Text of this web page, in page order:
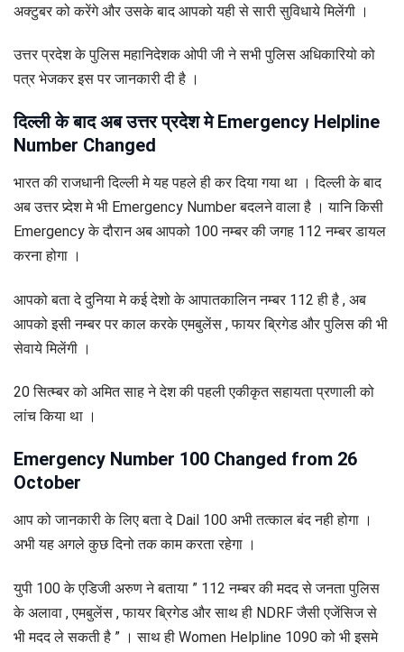
अक्टुबर को करेंगे और उसके बाद आपको यही से सारी सुविधाये मिलेंगी ।
उत्तर प्रदेश के पुलिस महानिदेशक ओपी जी ने सभी पुलिस अधिकारियो को
पत्र भेजकर इस पर जानकारी दी है ।
दिल्ली के बाद अब उत्तर प्रदेश मे Emergency Helpline
Number Changed
भारत की राजधानी दिल्ली मे यह पहले ही कर दिया गया था । दिल्ली के बाद
अब उत्तर प्र्देश मे भी Emergency Number बदलने वाला है । यानि किसी
Emergency के दौरान अब आपको 100 नम्बर की जगह 112 नम्बर डायल
करना होगा ।
आपको बता दे दुनिया मे कई देशो के आपातकालिन नम्बर 112 ही है , अब
आपको इसी नम्बर पर काल करके एमबुलेंस , फायर ब्रिगेड और पुलिस की भी
सेवाये मिलेंगी ।
20 सित्म्बर को अमित साह ने देश की पहली एकीकृत सहायता प्रणाली को
लांच किया था ।
Emergency Number 100 Changed from 26
October
आप को जानकारी के लिए बता दे Dail 100 अभी तत्काल बंद नही होगा ।
अभी यह अगले कुछ दिनो तक काम करता रहेगा ।
युपी 100 के एडिजी अरुण ने बताया ” 112 नम्बर की मदद से जनता पुलिस
के अलावा , एमबुलेंस , फायर ब्रिगेड और साथ ही NDRF जैसी एजेंसिज से
भी मदद ले सकती है ” । साथ ही Women Helpline 1090 को भी इसमे